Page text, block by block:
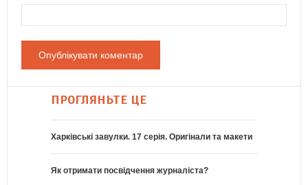
ПРОГЛЯНЬТЕ ЦЕ
Харківські завулки. 17 серія. Оригінали та макети
Як отримати посвідчення журналіста?